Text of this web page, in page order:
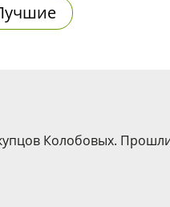
Колобовых.